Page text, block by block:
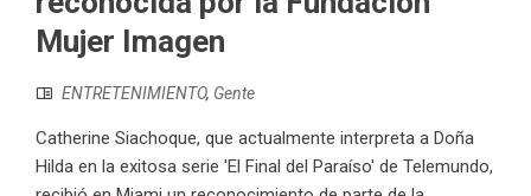
Mujer Imagen
ENTRETENIMIENTO, Gente
Catherine Siachoque, que actualmente interpreta a Doña
Hilda en la exitosa serie 'El Final del Paraíso' de Telemundo,